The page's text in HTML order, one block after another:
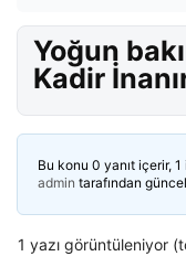
Yoğun
Kadir
Bu konu 0 yanıt içerir,
admin tarafından
1 yazı görüntüleniyor